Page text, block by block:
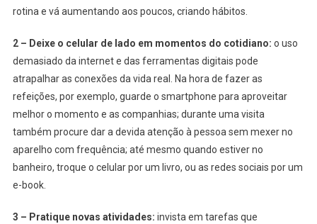
rotina e vá aumentando aos poucos, criando hábitos.
2 – Deixe o celular de lado em momentos do cotidiano: o uso
demasiado da internet e das ferramentas digitais pode
atrapalhar as conexões da vida real. Na hora de fazer as
refeições, por exemplo, guarde o smartphone para aproveitar
melhor o momento e as companhias; durante uma visita
também procure dar a devida atenção à pessoa sem mexer no
aparelho com frequência; até mesmo quando estiver no
banheiro, troque o celular por um livro, ou as redes sociais por um
e-book.
3 – Pratique novas atividades: invista em tarefas que